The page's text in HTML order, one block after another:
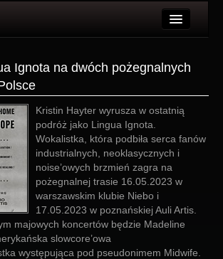
Ignota na dwóch pożegnalnych
Kristin Hayter wyrusza w ostatnią
podróż jako Lingua Ignota.
Wokalistka, która podbiła serca fanów
industrialnych, neoklasycznych i
noise’owych brzmień zagra na
pożegnalnej trasie 16.05.2023 w
warszawskim klubie Niebo i
17.05.2023 w poznańskiej Auli Artis.
majowych koncertów będzie Madeline
slowcore’owa
występująca pod pseudonimem Midwife.